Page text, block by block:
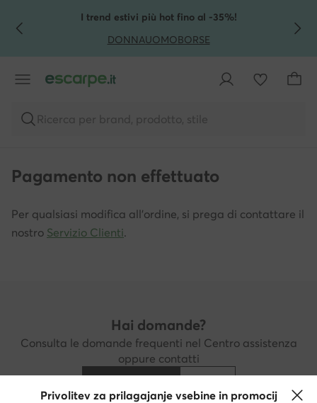
VAI AL CONTENUTO PRINCIPALE
VAI ALLA RICERCAI trend estivi più hot fino al -35%!
DONNAUOMOBORSE
Ricerca per brand, prodotto, stile
Pagamento non effettuato
Per qualsiasi modifica all'ordine, si prega di contattare il
nostro Servizio Clienti.
Hai domande?
Consulta le domande frequenti nel Centro assistenza
oppure contatti
Privolitev za prilagajanje vsebine in promocij